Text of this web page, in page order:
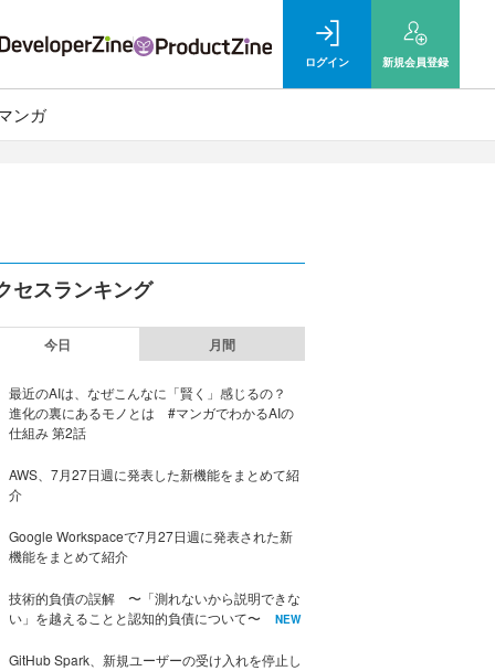
ログイン 新規会員登録
ンガ
セスランキング
今日 月間
最近のAIは、なぜこんなに「賢く」感じるの？
進化の裏にあるモノとは #マンガでわかるAIの
仕組み 第2話
AWS、7月27日週に発表した新機能をまとめて紹
介
Google Workspaceで7月27日週に発表された新
機能をまとめて紹介
技術的負債の誤解 〜「測れないから説明できな
い」を越えることと認知的負債について〜
NEW
GitHub Spark、新規ユーザーの受け入れを停止し